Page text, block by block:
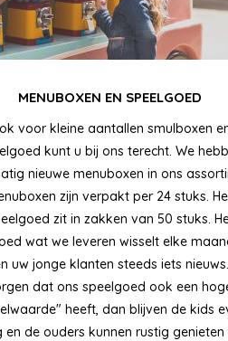
MENUBOXEN EN SPEELGOED
voor kleine aantallen smulboxen
kunt u bij ons terecht. We
nieuwe menuboxen in ons
zijn verpakt per 24 stuks.
zit in zakken van 50 stuks.
wat we leveren wisselt elke
uw jonge klanten steeds iets
dat ons speelgoed ook een
heeft, dan blijven de kids
en de ouders kunnen rustig genieten